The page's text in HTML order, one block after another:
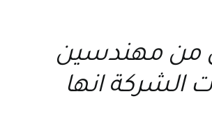
من مهندسين
الشركة انها